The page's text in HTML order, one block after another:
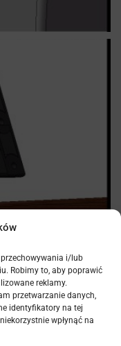
i/lub
Robimy to, aby poprawić
reklamy.
przetwarzanie danych,
identyfikatory na tej
wpłynąć na